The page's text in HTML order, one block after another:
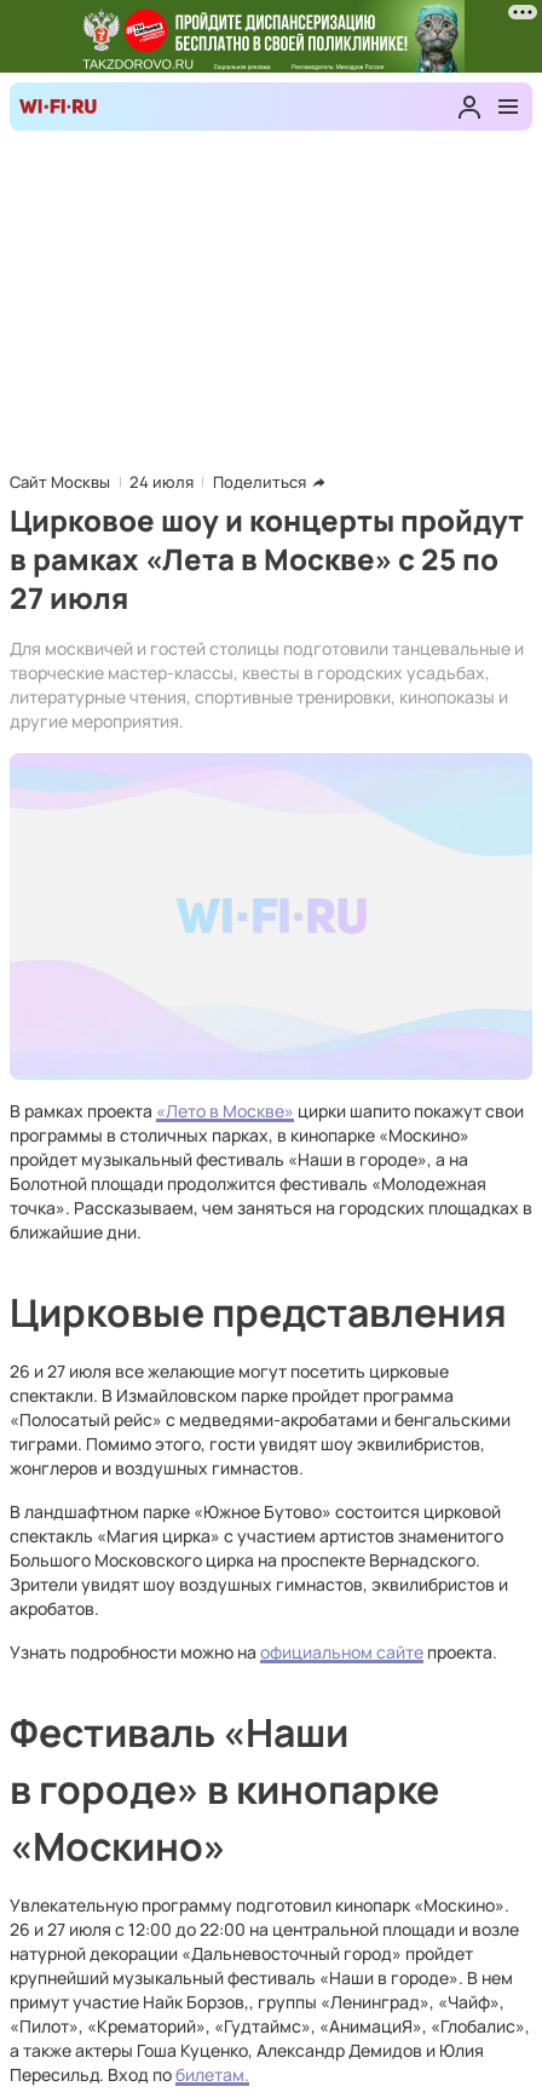
Сайт Москвы 24 июля Поделиться
Цирковое шоу и концерты пройдут
в рамках «Лета в Москве» с 25 по
27 июля
Для москвичей и гостей столицы подготовили танцевальные и
творческие мастер-классы, квесты в городских усадьбах,
литературные чтения, спортивные тренировки, кинопоказы и
другие мероприятия.
В рамках проекта «Лето в Москве» цирки шапито покажут свои
программы в столичных парках, в кинопарке «Москино»
пройдет музыкальный фестиваль «Наши в городе», а на
Болотной площади продолжится фестиваль «Молодежная
точка». Рассказываем, чем заняться на городских площадках в
ближайшие дни.
Цирковые представления
26 и 27 июля все желающие могут посетить цирковые
спектакли. В Измайловском парке пройдет программа
«Полосатый рейс» с медведями-акробатами и бенгальскими
тиграми. Помимо этого, гости увидят шоу эквилибристов,
жонглеров и воздушных гимнастов.
В ландшафтном парке «Южное Бутово» состоится цирковой
спектакль «Магия цирка» с участием артистов знаменитого
Большого Московского цирка на проспекте Вернадского.
Зрители увидят шоу воздушных гимнастов, эквилибристов и
акробатов.
Узнать подробности можно на официальном сайте проекта.
Фестиваль «Наши
в городе» в кинопарке
«Москино»
Увлекательную программу подготовил кинопарк «Москино».
26 и 27 июля с 12:00 до 22:00 на центральной площади и возле
натурной декорации «Дальневосточный город» пройдет
крупнейший музыкальный фестиваль «Наши в городе». В нем
примут участие Найк Борзов,, группы «Ленинград», «Чайф»,
«Пилот», «Крематорий», «Гудтаймс», «АнимациЯ», «Глобалис»,
а также актеры Гоша Куценко, Александр Демидов и Юлия
Пересильд. Вход побилетам.